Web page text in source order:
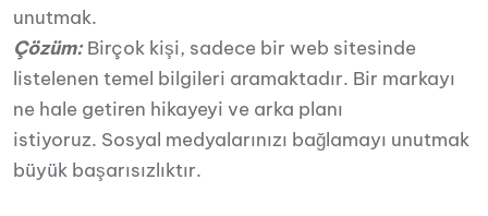
unutmak.
Çözüm: Birçok kişi, sadece bir web sitesinde
listelenen temel bilgileri aramaktadır. Bir markayı
ne hale getiren hikayeyi ve arka planı
istiyoruz. Sosyal medyalarınızı bağlamayı unutmak
büyük başarısızlıktır.